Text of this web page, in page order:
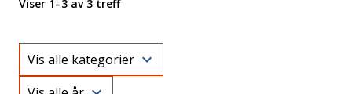
Viser 1–3 av 3 treff
Category
Year